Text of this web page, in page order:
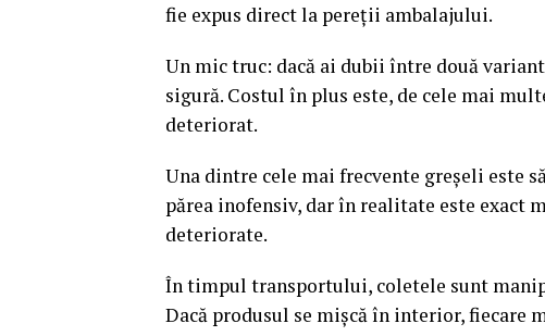
fie expus direct la pereții ambalajului.
Un mic truc: dacă ai dubii între două
sigură. Costul în plus este, de cele mai
deteriorat.
Una dintre cele mai frecvente greșeli este
părea inofensiv, dar în realitate este exact
deteriorate.
În timpul transportului, coletele sunt
Dacă produsul se mișcă în interior, fiecare